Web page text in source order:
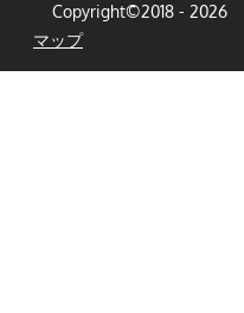
Copyright©2018 - 2026
マップ